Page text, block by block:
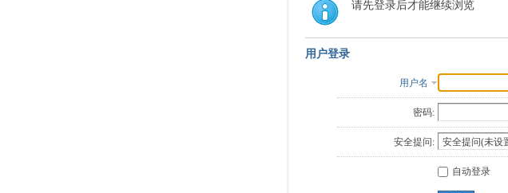
请先登录后才能继续浏览
用户登录
用户名
密码:
安全提问:
自动登录